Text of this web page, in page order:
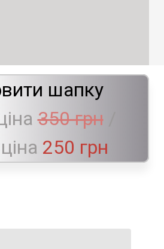
шапку
350 грн/
250 грн